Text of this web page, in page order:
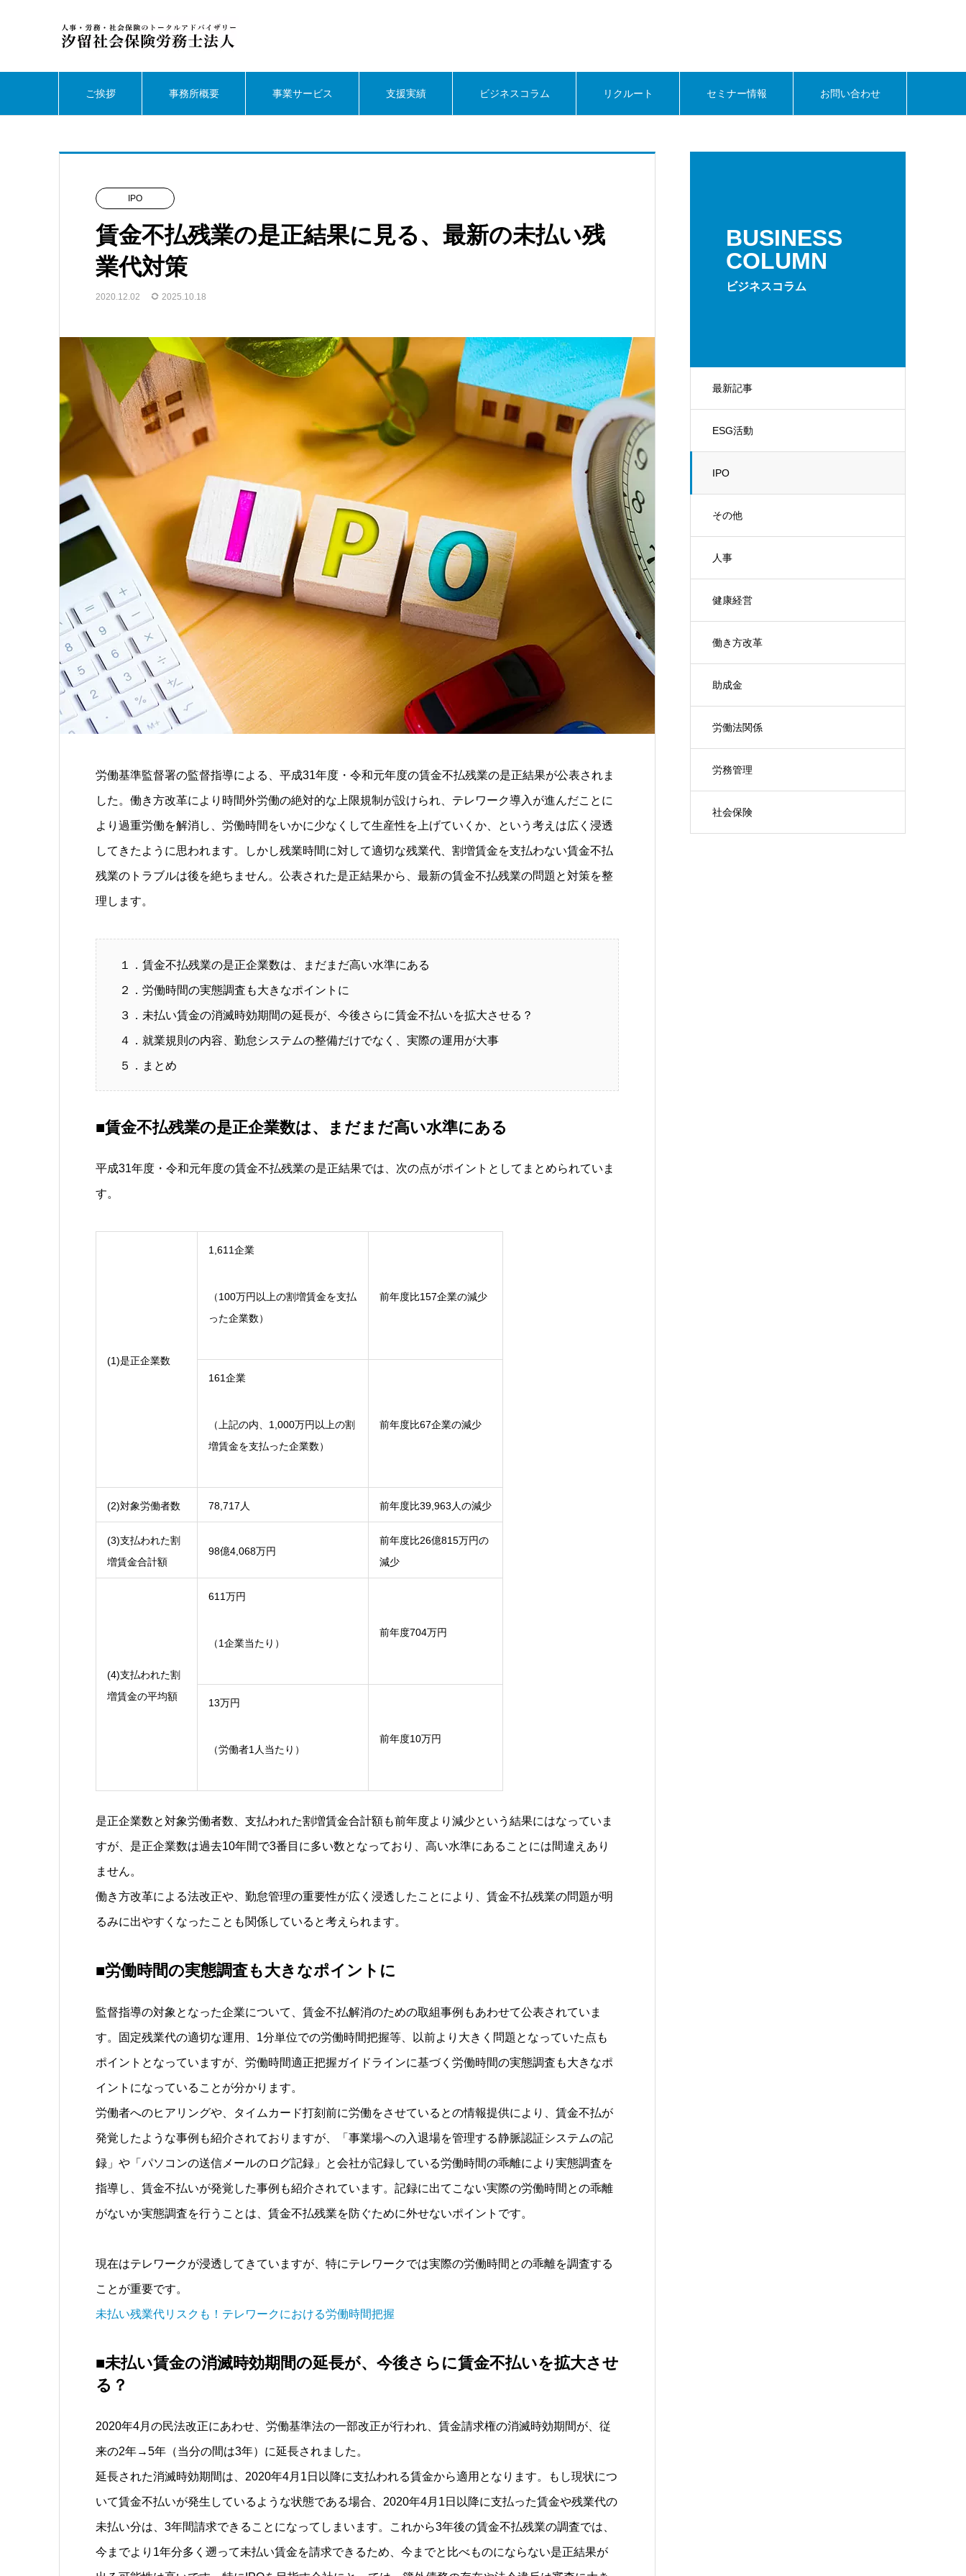
ご挨拶 事務所概要 事業サービス 支援実績 ビジネスコラム リクルート セミナー情報 お問い合わせ
BUSINESS
COLUMN
ビジネスコラム
最新記事
ESG活動
IPO
その他
人事
健康経営
働き方改革
助成金
労働法関係
労務管理
社会保険
IPO
賃金不払残業の是正結果に見る、最新の未払い残
業代対策
2020.12.02 2025.10.18
労働基準監督署の監督指導による、平成31年度・令和元年度の賃金不払残業の是正結果が公表されま
した。働き方改革により時間外労働の絶対的な上限規制が設けられ、テレワーク導入が進んだことに
より過重労働を解消し、労働時間をいかに少なくして生産性を上げていくか、という考えは広く浸透
してきたように思われます。しかし残業時間に対して適切な残業代、割増賃金を支払わない賃金不払
残業のトラブルは後を絶ちません。公表された是正結果から、最新の賃金不払残業の問題と対策を整
理します。
１．賃金不払残業の是正企業数は、まだまだ高い水準にある
２．労働時間の実態調査も大きなポイントに
３．未払い賃金の消滅時効期間の延長が、今後さらに賃金不払いを拡大させる？
４．就業規則の内容、勤怠システムの整備だけでなく、実際の運用が大事
５．まとめ
■賃金不払残業の是正企業数は、まだまだ高い水準にある
平成31年度・令和元年度の賃金不払残業の是正結果では、次の点がポイントとしてまとめられていま
す。
(1)是正企業数
1,611企業
（100万円以上の割増賃金を支払
った企業数）
前年度比157企業の減少
161企業
（上記の内、1,000万円以上の割
増賃金を支払った企業数）
前年度比67企業の減少
(2)対象労働者数 78,717人 前年度比39,963人の減少
(3)支払われた割
増賃金合計額
98億4,068万円
前年度比26億815万円の
減少
(4)支払われた割
増賃金の平均額
611万円
（1企業当たり）
前年度704万円
13万円
（労働者1人当たり）
前年度10万円
是正企業数と対象労働者数、支払われた割増賃金合計額も前年度より減少という結果にはなっていま
すが、是正企業数は過去10年間で3番目に多い数となっており、高い水準にあることには間違えあり
ません。
働き方改革による法改正や、勤怠管理の重要性が広く浸透したことにより、賃金不払残業の問題が明
るみに出やすくなったことも関係していると考えられます。
■労働時間の実態調査も大きなポイントに
監督指導の対象となった企業について、賃金不払解消のための取組事例もあわせて公表されていま
す。固定残業代の適切な運用、1分単位での労働時間把握等、以前より大きく問題となっていた点も
ポイントとなっていますが、労働時間適正把握ガイドラインに基づく労働時間の実態調査も大きなポ
イントになっていることが分かります。
労働者へのヒアリングや、タイムカード打刻前に労働をさせているとの情報提供により、賃金不払が
発覚したような事例も紹介されておりますが、「事業場への入退場を管理する静脈認証システムの記
録」や「パソコンの送信メールのログ記録」と会社が記録している労働時間の乖離により実態調査を
指導し、賃金不払いが発覚した事例も紹介されています。記録に出てこない実際の労働時間との乖離
がないか実態調査を行うことは、賃金不払残業を防ぐために外せないポイントです。
現在はテレワークが浸透してきていますが、特にテレワークでは実際の労働時間との乖離を調査する
ことが重要です。
未払い残業代リスクも！テレワークにおける労働時間把握
■未払い賃金の消滅時効期間の延長が、今後さらに賃金不払いを拡大させ
る？
2020年4月の民法改正にあわせ、労働基準法の一部改正が行われ、賃金請求権の消滅時効期間が、従
来の2年→5年（当分の間は3年）に延長されました。
延長された消滅時効期間は、2020年4月1日以降に支払われる賃金から適用となります。もし現状につ
いて賃金不払いが発生しているような状態である場合、2020年4月1日以降に支払った賃金や残業代の
未払い分は、3年間請求できることになってしまいます。これから3年後の賃金不払残業の調査では、
今までより1年分多く遡って未払い賃金を請求できるため、今までと比べものにならない是正結果が